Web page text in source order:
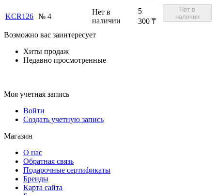
KCR126 № 4
Нет в
наличии
5
300 ₸
Нет в
наличии
Возможно вас заинтересует
Хиты продаж
Недавно просмотренные
Моя учетная запись
Войти
Создать учетную запись
Магазин
О нас
Обратная связь
Подарочные сертификаты
Бренды
Карта сайта